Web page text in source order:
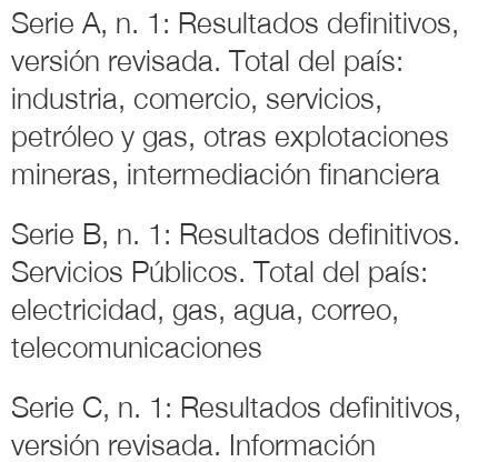
Serie A, n. 1: Resultados definitivos,
versión revisada. Total del país:
industria, comercio, servicios,
petróleo y gas, otras explotaciones
mineras, intermediación financiera
Serie B, n. 1: Resultados definitivos.
Servicios Públicos. Total del país:
electricidad, gas, agua, correo,
telecomunicaciones
Serie C, n. 1: Resultados definitivos,
versión revisada. Información